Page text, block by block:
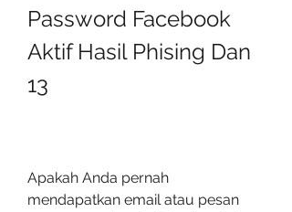
Password Facebook
Aktif Hasil Phising Dan
13
Apakah Anda pernah
mendapatkan email atau pesan